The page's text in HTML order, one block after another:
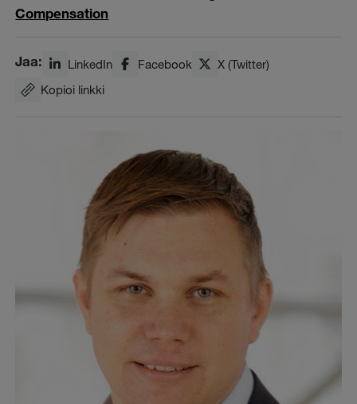
Compensation
Jaa: LinkedIn Facebook
X (Twitter)
Kopioi linkki